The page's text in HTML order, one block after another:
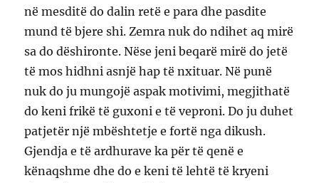
në mesditë do dalin retë e para dhe pasdite
mund të bjere shi. Zemra nuk do ndihet aq mirë
sa do dëshironte. Nëse jeni beqarë mirë do jetë
të mos hidhni asnjë hap të nxituar. Në punë
nuk do ju mungojë aspak motivimi, megjithatë
do keni frikë të guxoni e të veproni. Do ju duhet
patjetër një mbështetje e fortë nga dikush.
Gjendja e të ardhurave ka për të qenë e
kënaqshme dhe do e keni të lehtë të kryeni